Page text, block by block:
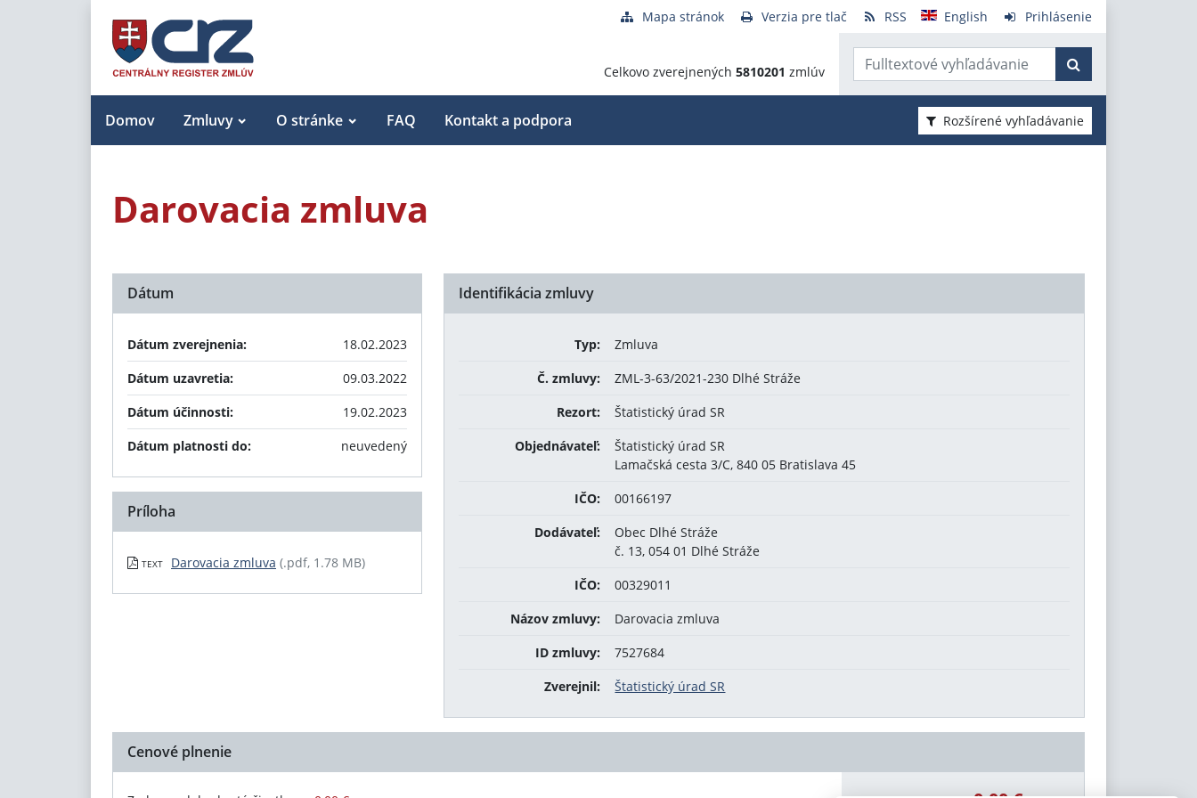
Mapa stránok Verzia pre tlač RSS English Prihlásenie
Celkovo zverejnených 5810201 zmlúv
Domov Zmluvy O stránke FAQ Kontakt a podpora Rozšírené vyhľadávanie
Darovacia zmluva
Identifikácia zmluvy
Typ:
Zmluva
Č. zmluvy:
ZML-3-63/2021-230 Dlhé Stráže
Rezort:
Štatistický úrad SR
Objednávateľ:
Štatistický úrad SR
Lamačská cesta 3/C, 840 05 Bratislava 45
IČO:
00166197
Dodávateľ:
Obec Dlhé Stráže
č. 13, 054 01 Dlhé Stráže
IČO:
00329011
Názov zmluvy:
Darovacia zmluva
ID zmluvy:
7527684
Zverejnil:
Štatistický úrad SR
Dátum
Dátum zverejnenia:
18.02.2023
Dátum uzavretia:
09.03.2022
Dátum účinnosti:
19.02.2023
Dátum platnosti do:
neuvedený
Príloha
TEXT Darovacia zmluva (.pdf, 1.78 MB)
Cenové plnenie